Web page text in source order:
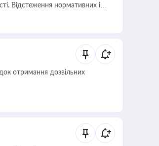
Відстеження нормативних і
час оподаткування,
діяльності
отримання дозвільних